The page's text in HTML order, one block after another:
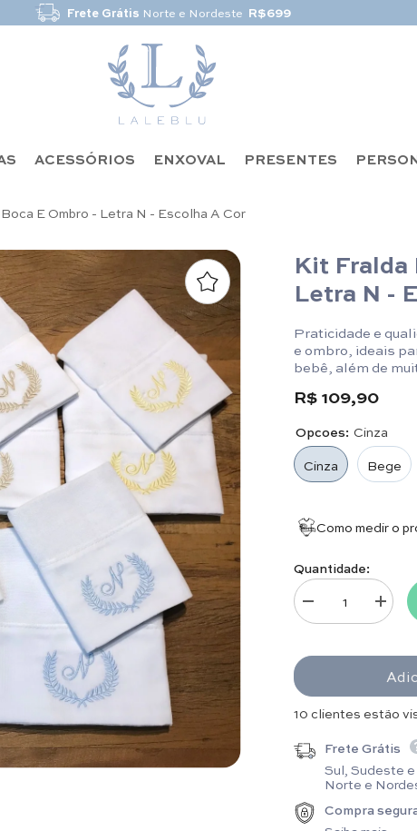
Frete Grátis Norte e Nordeste R$699
ACESSÓRIOS ENXOVAL PRESENTES
E Ombro - Letra N - Escolha A Cor
Kit Fralda
Letra N -
Praticidade e
e ombro, ideais
bebê, além de
35cm.
R$ 109,90
Opcoes: Cinza
Cinza
Bege
Como medir o
Quantidade:
Diminuir
13 clientes estão
Frete Grátis
Sul, Sudeste
Norte e
Compra